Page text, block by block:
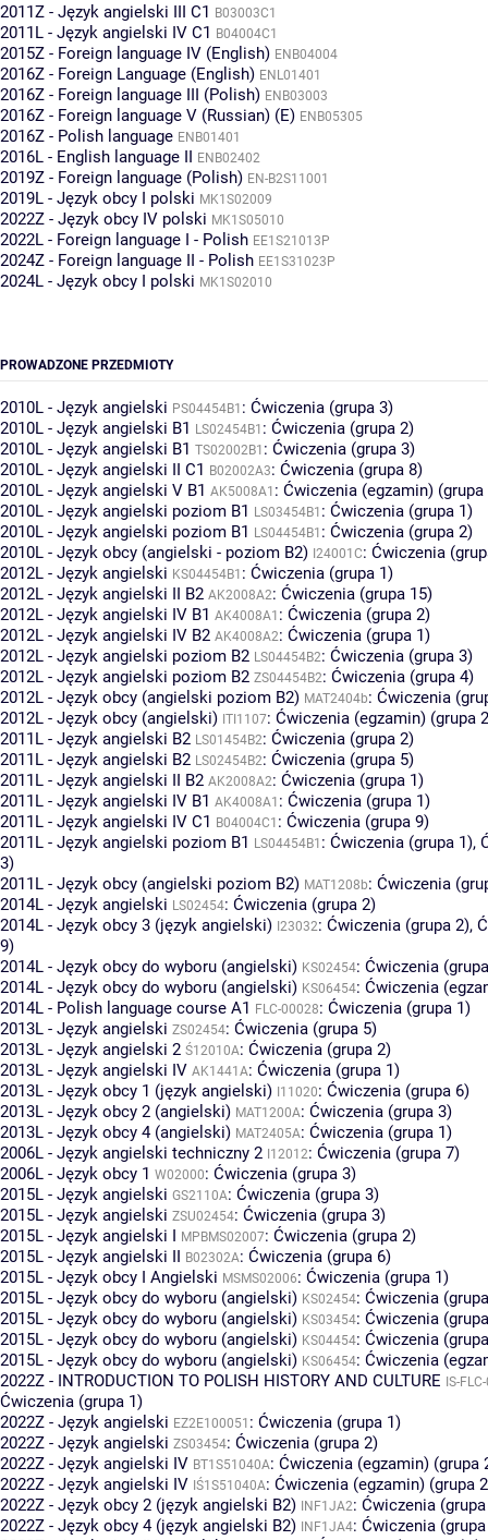
2011Z - Język angielski III C1 B03003C1
2011L - Język angielski IV C1 B04004C1
2015Z - Foreign language IV (English) ENB04004
2016Z - Foreign Language (English) ENL01401
2016Z - Foreign language III (Polish) ENB03003
2016Z - Foreign language V (Russian) (E) ENB05305
2016Z - Polish language ENB01401
2016L - English language II ENB02402
2019Z - Foreign language (Polish) EN-B2S11001
2019L - Język obcy I polski MK1S02009
2022Z - Język obcy IV polski MK1S05010
2022L - Foreign language I - Polish EE1S21013P
2024Z - Foreign language II - Polish EE1S31023P
2024L - Język obcy I polski MK1S02010
PROWADZONE PRZEDMIOTY
2010L - Język angielski PS04454B1 : Ćwiczenia (grupa 3)
2010L - Język angielski B1 LS02454B1 : Ćwiczenia (grupa 2)
2010L - Język angielski B1 TS02002B1 : Ćwiczenia (grupa 3)
2010L - Język angielski II C1 B02002A3: Ćwiczenia (grupa 8)
2010L - Język angielski V B1 AK5008A1 : Ćwiczenia (egzamin) (grupa
2010L - Język angielski poziom B1 LS03454B1 : Ćwiczenia (grupa 1)
2010L - Język angielski poziom B1 LS04454B1 : Ćwiczenia (grupa 2)
2010L - Język obcy (angielski - poziom B2) I24001C: Ćwiczenia
2012L - Język angielski KS04454B1 : Ćwiczenia (grupa 1)
2012L - Język angielski II B2 AK2008A2: Ćwiczenia (grupa 15)
2012L - Język angielski IV B1 AK4008A1 : Ćwiczenia (grupa 2)
2012L - Język angielski IV B2 AK4008A2: Ćwiczenia (grupa 1)
2012L - Język angielski poziom B2 LS04454B2: Ćwiczenia (grupa 3)
2012L - Język angielski poziom B2 ZS04454B2: Ćwiczenia (grupa 4)
2012L - Język obcy (angielski poziom B2) MAT2404b: Ćwiczenia
2012L - Język obcy (angielski) ITI1107: Ćwiczenia (egzamin) (grupa
2011L - Język angielski B2 LS01454B2: Ćwiczenia (grupa 2)
2011L - Język angielski B2 LS02454B2: Ćwiczenia (grupa 5)
2011L - Język angielski II B2 AK2008A2: Ćwiczenia (grupa 1)
2011L - Język angielski IV B1 AK4008A1 : Ćwiczenia (grupa 1)
2011L - Język angielski IV C1 B04004C1 : Ćwiczenia (grupa 9)
2011L - Język angielski poziom B1 LS04454B1 : Ćwiczenia (grupa 1),
3)
2011L - Język obcy (angielski poziom B2) MAT1208b: Ćwiczenia
2014L - Język angielski LS02454: Ćwiczenia (grupa 2)
2014L - Język obcy 3 (język angielski) I23032: Ćwiczenia (grupa 2),
9)
2014L - Język obcy do wyboru (angielski) KS02454: Ćwiczenia
2014L - Język obcy do wyboru (angielski) KS06454: Ćwiczenia
2014L - Polish language course A1 FLC-00028: Ćwiczenia (grupa 1)
2013L - Język angielski ZS02454: Ćwiczenia (grupa 5)
2013L - Język angielski 2 Ś12010A: Ćwiczenia (grupa 2)
2013L - Język angielski IV AK1441A: Ćwiczenia (grupa 1)
2013L - Język obcy 1 (język angielski) I11020: Ćwiczenia (grupa 6)
2013L - Język obcy 2 (angielski) MAT1200A: Ćwiczenia (grupa 3)
2013L - Język obcy 4 (angielski) MAT2405A: Ćwiczenia (grupa 1)
2006L - Język angielski techniczny 2 I12012: Ćwiczenia (grupa 7)
2006L - Język obcy 1 W02000: Ćwiczenia (grupa 3)
2015L - Język angielski GS2110A: Ćwiczenia (grupa 3)
2015L - Język angielski ZSU02454: Ćwiczenia (grupa 3)
2015L - Język angielski I MPBMS02007: Ćwiczenia (grupa 2)
2015L - Język angielski II B02302A: Ćwiczenia (grupa 6)
2015L - Język obcy I Angielski MSMS02006: Ćwiczenia (grupa 1)
2015L - Język obcy do wyboru (angielski) KS02454: Ćwiczenia
2015L - Język obcy do wyboru (angielski) KS03454: Ćwiczenia
2015L - Język obcy do wyboru (angielski) KS04454: Ćwiczenia
2015L - Język obcy do wyboru (angielski) KS06454: Ćwiczenia
2022Z - INTRODUCTION TO POLISH HISTORY AND CULTURE IS-
Ćwiczenia (grupa 1)
2022Z - Język angielski EZ2E100051 : Ćwiczenia (grupa 1)
2022Z - Język angielski ZS03454: Ćwiczenia (grupa 2)
2022Z - Język angielski IV BT1S51040A: Ćwiczenia (egzamin) (grupa
2022Z - Język angielski IV IŚ1S51040A: Ćwiczenia (egzamin) (grupa
2022Z - Język obcy 2 (język angielski B2) INF1JA2: Ćwiczenia
2022Z - Język obcy 4 (język angielski B2) INF1JA4: Ćwiczenia